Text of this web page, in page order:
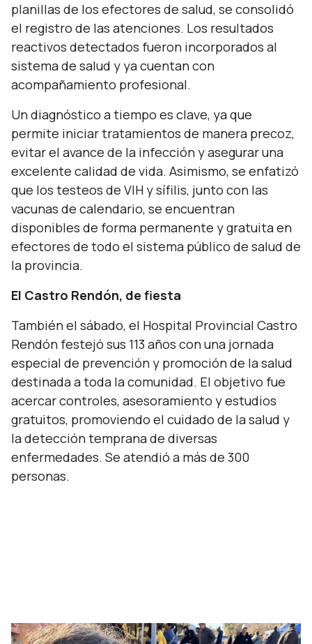
planillas de los efectores de salud, se consolidó
el registro de las atenciones. Los resultados
reactivos detectados fueron incorporados al
sistema de salud y ya cuentan con
acompañamiento profesional.
Un diagnóstico a tiempo es clave, ya que
permite iniciar tratamientos de manera precoz,
evitar el avance de la infección y asegurar una
excelente calidad de vida. Asimismo, se enfatizó
que los testeos de VIH y sífilis, junto con las
vacunas de calendario, se encuentran
disponibles de forma permanente y gratuita en
efectores de todo el sistema público de salud de
la provincia.
El Castro Rendón, de fiesta
También el sábado, el Hospital Provincial Castro
Rendón festejó sus 113 años con una jornada
especial de prevención y promoción de la salud
destinada a toda la comunidad. El objetivo fue
acercar controles, asesoramiento y estudios
gratuitos, promoviendo el cuidado de la salud y
la detección temprana de diversas
enfermedades. Se atendió a más de 300
personas.